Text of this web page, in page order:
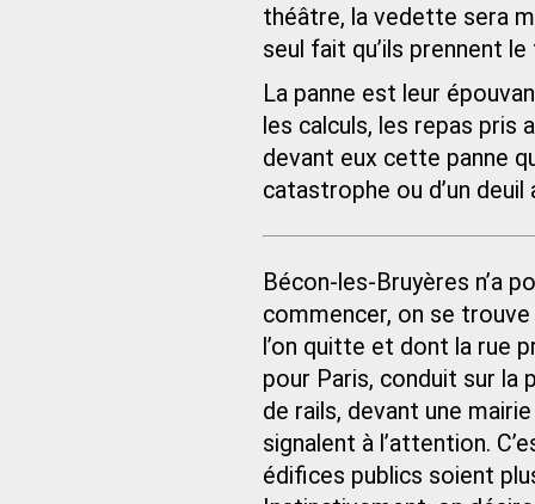
théâtre, la vedette sera
seul fait qu’ils prennent
La panne est leur
les calculs, les repas
devant eux cette panne
catastrophe ou d’un
Bécon-les-Bruyères n’a
commencer, on se
l’on quitte et dont la rue
pour Paris, conduit sur la
de rails, devant une
signalent à l’attention.
édifices publics soient